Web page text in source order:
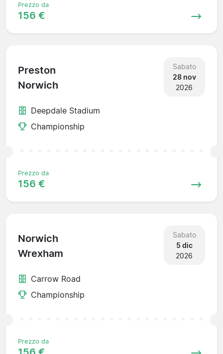
Prezzo da
156 €
Preston
Norwich
Sabato
28 nov
2026
Deepdale Stadium
Championship
Prezzo da
156 €
Norwich
Wrexham
Sabato
5 dic
2026
Carrow Road
Championship
Prezzo da